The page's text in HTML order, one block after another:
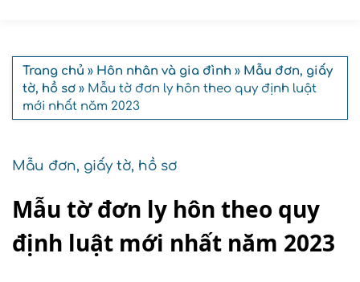
Trang chủ » Hôn nhân và gia đình » Mẫu đơn, giấy
tờ, hồ sơ » Mẫu tờ đơn ly hôn theo quy định luật
mới nhất năm 2023
Mẫu đơn, giấy tờ, hồ sơ
Mẫu tờ đơn ly hôn theo quy
định luật mới nhất năm 2023